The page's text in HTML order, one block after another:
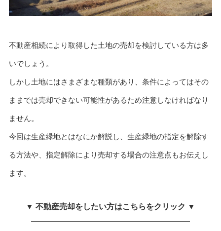
不動産相続により取得した土地の売却を検討している方は多
いでしょう。
しかし土地にはさまざまな種類があり、条件によってはその
ままでは売却できない可能性があるため注意しなければなり
ません。
今回は生産緑地とはなにか解説し、生産緑地の指定を解除す
る方法や、指定解除により売却する場合の注意点もお伝えし
ます。
▼ 不動産売却をしたい方はこちらをクリック ▼